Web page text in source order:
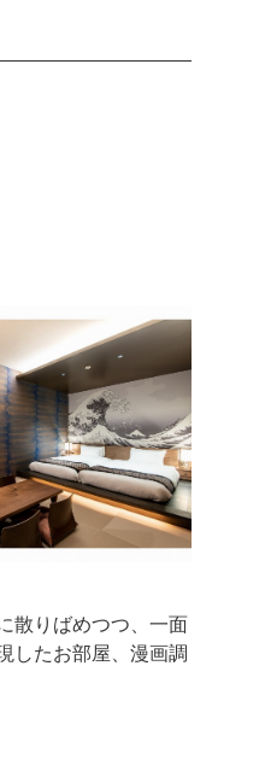
散りばめつつ、一面
したお部屋、漫画調